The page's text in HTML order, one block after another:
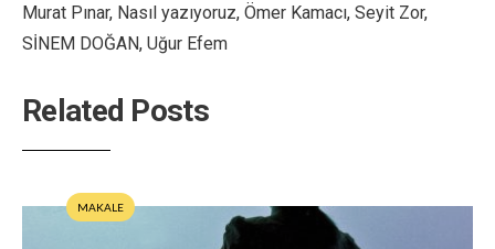
Murat Pınar, Nasıl yazıyoruz, Ömer Kamacı, Seyit Zor,
SİNEM DOĞAN, Uğur Efem
Related Posts
MAKALE